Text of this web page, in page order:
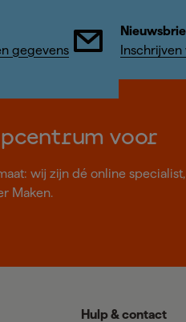
gegevens
voor
wij zijn dé online
Maken.
Hulp & contact